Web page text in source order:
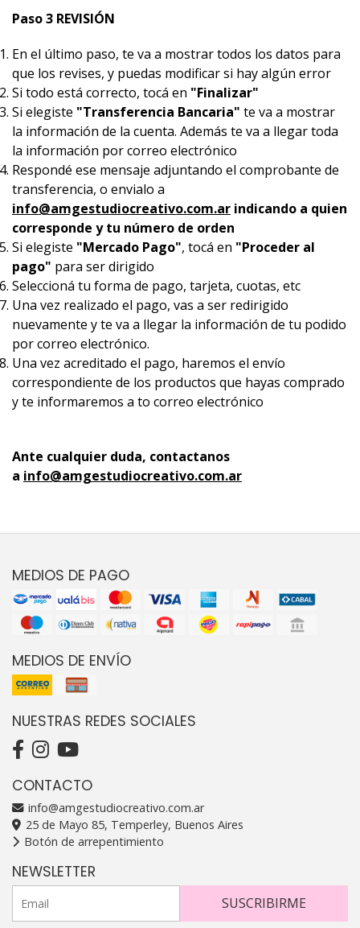
Paso 3 REVISIÓN
En el último paso, te va a mostrar todos los datos para
que los revises, y puedas modificar si hay algún error
Si todo está correcto, tocá en "Finalizar"
Si elegiste "Transferencia Bancaria" te va a mostrar
la información de la cuenta. Además te va a llegar toda
la información por correo electrónico
Respondé ese mensaje adjuntando el comprobante de
transferencia, o envialo a
info@amgestudiocreativo.com.ar indicando a quien
corresponde y tu número de orden
Si elegiste "Mercado Pago", tocá en "Proceder al
pago" para ser dirigido
Seleccioná tu forma de pago, tarjeta, cuotas, etc
Una vez realizado el pago, vas a ser redirigido
nuevamente y te va a llegar la información de tu podido
por correo electrónico.
Una vez acreditado el pago, haremos el envío
correspondiente de los productos que hayas comprado
y te informaremos a to correo electrónico
Ante cualquier duda, contactanos
a info@amgestudiocreativo.com.ar
MEDIOS DE PAGO
MEDIOS DE ENVÍO
NUESTRAS REDES SOCIALES
CONTACTO
info@amgestudiocreativo.com.ar
25 de Mayo 85, Temperley, Buenos Aires
Botón de arrepentimiento
NEWSLETTER
SUSCRIBIRME